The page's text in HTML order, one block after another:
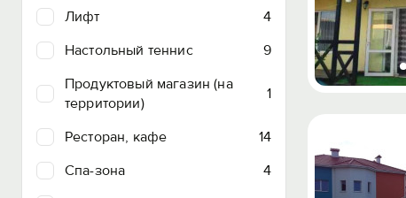
Лифт
4
Настольный теннис
9
Продуктовый магазин (на
территории)
1
Ресторан, кафе
14
Спа-зона
4